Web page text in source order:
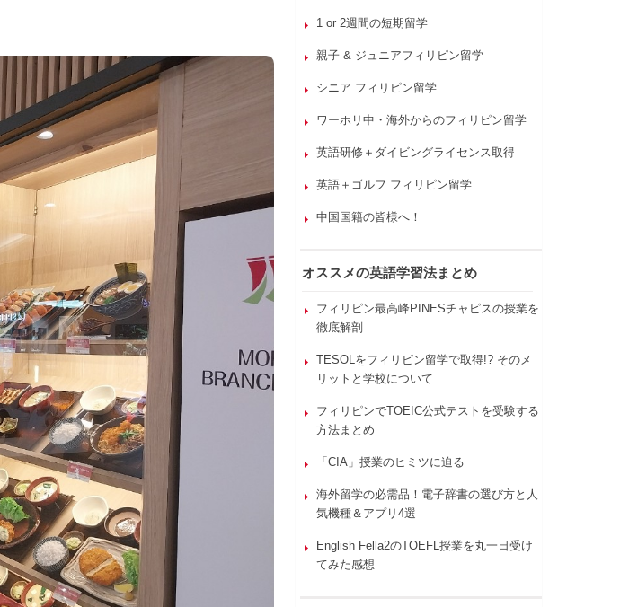
1 or 2週間の短期留学
親子 & ジュニアフィリピン留学
シニア フィリピン留学
ワーホリ中・海外からのフィリピン留学
英語研修＋ダイビングライセンス取得
英語＋ゴルフ フィリピン留学
中国国籍の皆様へ！
オススメの英語学習法まとめ
フィリピン最高峰PINESチャピスの授業を
徹底解剖
TESOLをフィリピン留学で取得!? そのメ
リットと学校について
フィリピンでTOEIC公式テストを受験する
方法まとめ
「CIA」授業のヒミツに迫る
海外留学の必需品！電子辞書の選び方と人
気機種＆アプリ4選
English Fella2のTOEFL授業を丸一日受け
てみた感想